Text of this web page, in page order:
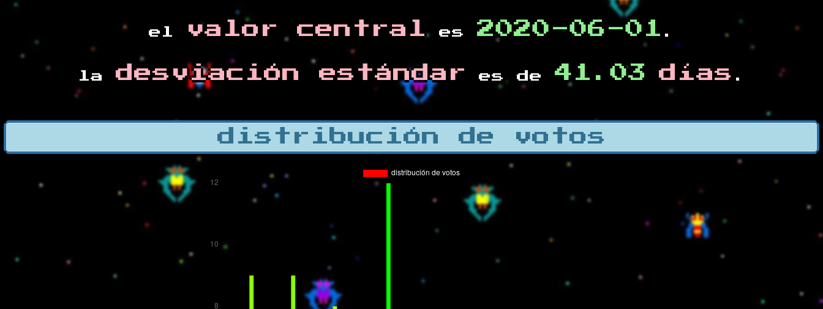
el valor centrales 2020-06-01 .
la desviación estándar es de 41.03 días .
distribución de votos